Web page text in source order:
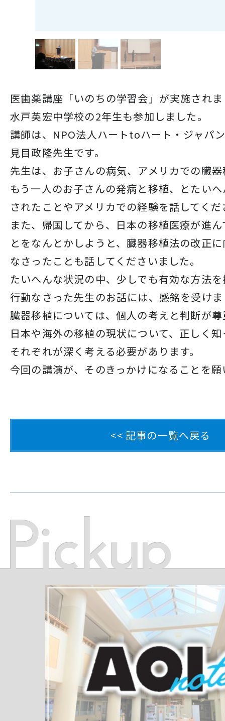
医歯薬講座「いのちの学習会」が実施され
水戸英宏中学校の2年生も参加しました。
講師は、NPO法人ハートtoハート・ジャパ
見目政隆先生です。
先生は、お子さんの病気、アメリカでの臓
もう一人のお子さんの発病と移植、とたい
されたことやアメリカでの経験を話してくだ
また、帰国してから、日本の移植医療が進
とをなんとか しようと、臓器移植法の改正
なさったことも話してくださいました。
たいへんな状況の中、少しでも有効な方法
行動なさった先生のお話には、 感銘を受け
臓器移植については、個人の考えと判断が
日本や海外の移植の現状について、正しく
それぞれが深く考える必要があります。
今回の講演が、そのきっかけになることを願
<< 記事の一覧へ戻る